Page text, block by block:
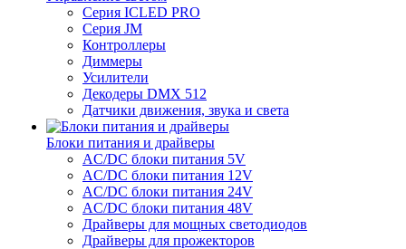
Серия ICLED PRO
Серия JM
Контроллеры
Диммеры
Усилители
Декодеры DMX 512
Датчики движения, звука и света
Блоки питания и драйверы
AC/DC блоки питания 5V
AC/DC блоки питания 12V
AC/DC блоки питания 24V
AC/DC блоки питания 48V
Драйверы для мощных светодиодов
Драйверы для прожекторов